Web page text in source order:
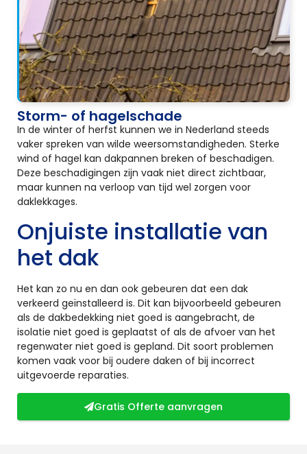
Storm- of hagelschade
In de winter of herfst kunnen we in Nederland steeds
vaker spreken van wilde weersomstandigheden. Sterke
wind of hagel kan dakpannen breken of beschadigen.
Deze beschadigingen zijn vaak niet direct zichtbaar,
maar kunnen na verloop van tijd wel zorgen voor
daklekkages.
Onjuiste installatie van
het dak
Het kan zo nu en dan ook gebeuren dat een dak
verkeerd geïnstalleerd is. Dit kan bijvoorbeeld gebeuren
als de dakbedekking niet goed is aangebracht, de
isolatie niet goed is geplaatst of als de afvoer van het
regenwater niet goed is gepland. Dit soort problemen
komen vaak voor bij oudere daken of bij incorrect
uitgevoerde reparaties.
Gratis Offerte aanvragen